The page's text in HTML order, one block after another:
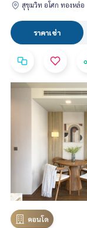
สุขุมวิท อโศก ทองหล่อ
ราคาเช่า
คอนโด